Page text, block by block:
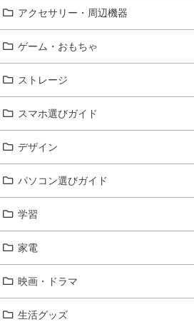
アクセサリー・周辺機器
ゲーム・おもちゃ
ストレージ
スマホ選びガイド
デザイン
パソコン選びガイド
学習
家電
映画・ドラマ
生活グッズ